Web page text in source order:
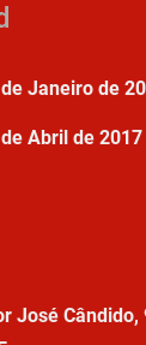
Janeiro de
Abril de 2017
José Cândido,